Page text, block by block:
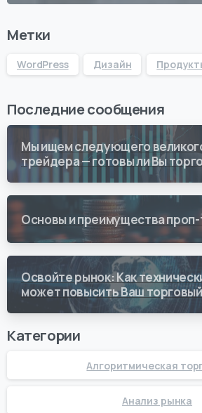
Метки
WordPress Дизайн
Последние сообщения
Мы ищем следующего
трейдера — готовы ли Вы
Vision Quant?
Основы и преимущества
Освойте рынок: Как
может повысить Ваш
Категории
Алгоритмическая
Анализ рынка